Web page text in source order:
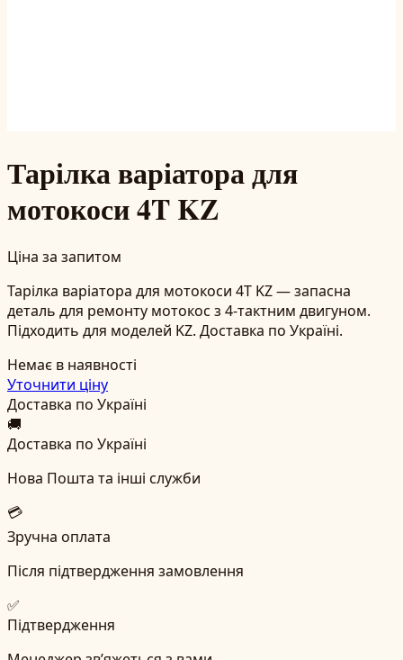
Тарілка варіатора для
мотокоси 4T KZ
Ціна за запитом
Тарілка варіатора для мотокоси 4T KZ — запасна
деталь для ремонту мотокос з 4-тактним двигуном.
Підходить для моделей KZ. Доставка по Україні.
Немає в наявності
Уточнити ціну
Доставка по Україні
🚚
Доставка по Україні
Нова Пошта та інші служби
💳
Зручна оплата
Після підтвердження замовлення
✅
Підтвердження